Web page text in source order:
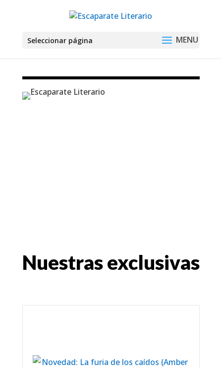
Seleccionar página
Nuestras exclusivas